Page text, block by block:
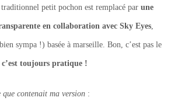
petit pochon est remplacé par une
en collaboration avec Sky Eyes,
sympa !) basée à marseille. Bon, c’est pas le
c’est toujours pratique !
que contenait ma version :